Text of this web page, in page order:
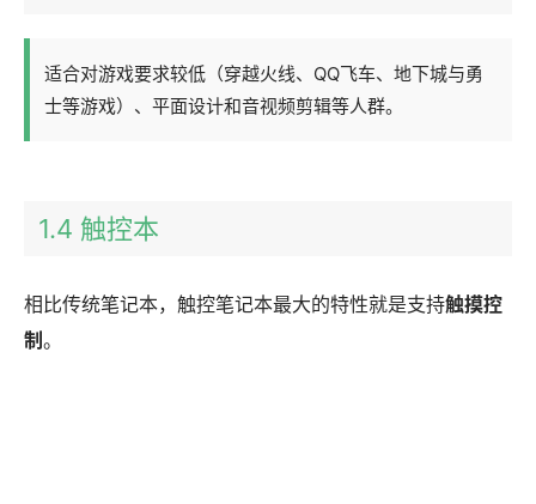
适合对游戏要求较低（穿越火线、QQ飞车、地下城与勇
士等游戏）、平面设计和音视频剪辑等人群。
1.4 触控本
相比传统笔记本，触控笔记本最大的特性就是支持触摸控
制。